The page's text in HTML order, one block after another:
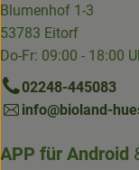
Blumenhof 1-3
53783 Eitorf
Do-Fr: 09:00 - 18:00
02248-445083
info@bioland-
APP für Android